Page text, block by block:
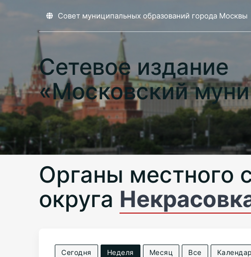
Совет муниципальных образований города Москвы
Сетевое издание
«Московский
Органы местного
округа
Сегодня Неделя Месяц Все